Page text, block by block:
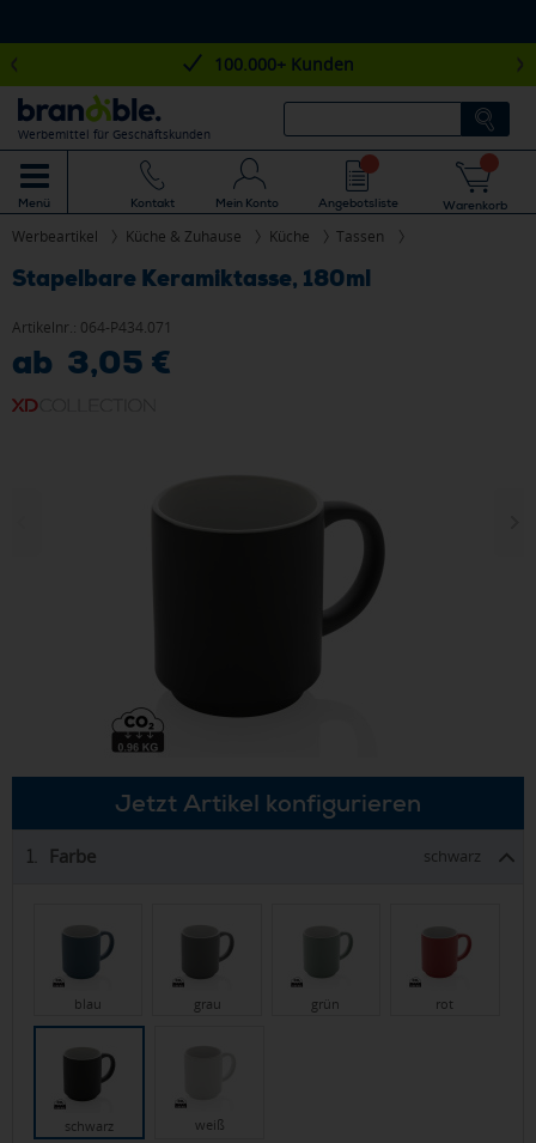
100.000+ Kunden
Werbemittel für Geschäftskunden
Menü Kontakt Mein Konto Angebotsliste Warenkorb
Werbeartikel Küche & Zuhause Küche Tassen
Stapelbare Keramiktasse, 180ml
Artikelnr.: 064-P434.071
ab 3,05 €
Jetzt Artikel konfigurieren
1. Farbe schwarz
blau grau grün rot
schwarz weiß